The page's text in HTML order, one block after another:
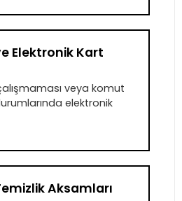
Elektronik Kart
veya komut
elektronik
Aksamları